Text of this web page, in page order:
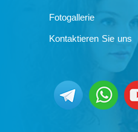
Fotogallerie
Kontaktieren Sie uns